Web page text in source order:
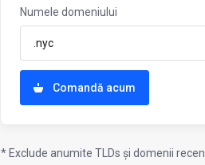
Numele domeniului
Comandă acum
* Exclude anumite TLDs și domenii